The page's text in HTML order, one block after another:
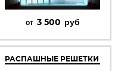
от 3 500 руб
РАСПАШНЫЕ РЕШЕТКИ